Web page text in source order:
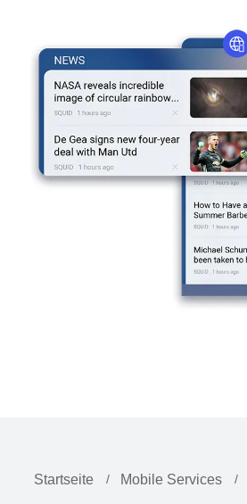
Startseite Mobile Services